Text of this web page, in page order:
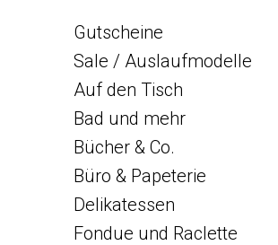
Gutscheine
Sale / Auslaufmodelle
Auf den Tisch
Bad und mehr
Bücher & Co.
Büro & Papeterie
Delikatessen
Fondue und Raclette